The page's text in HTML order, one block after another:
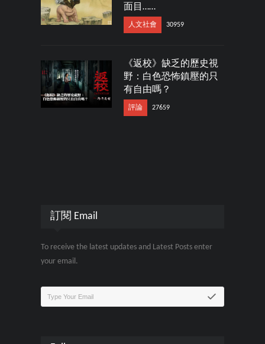
面目……
人文社會 30959
《返校》缺乏的歷史視
野：白色恐怖鎮壓的只
有自由嗎？
評論 27659
訂閱 Email
To receive the latest updates and Latest Posts enter
your email.